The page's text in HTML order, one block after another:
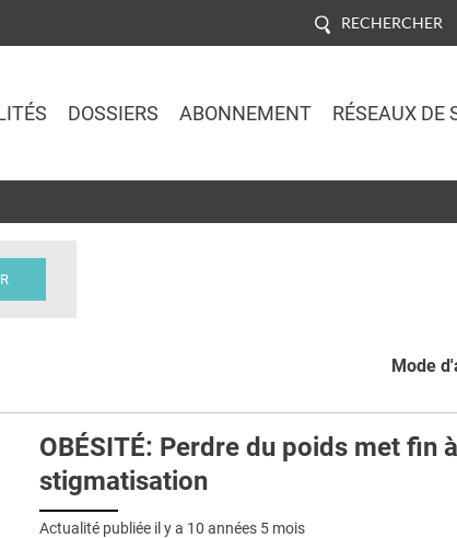
RECHERCHER
DOSSIERS ABONNEMENT RÉSEAUX DE
Mode
OBÉSITÉ: Perdre du poids met fin
stigmatisation
Actualité publiée il y a 10 années 5 mois